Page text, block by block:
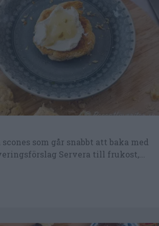
som går snabbt att baka med
Servera till frukost,...